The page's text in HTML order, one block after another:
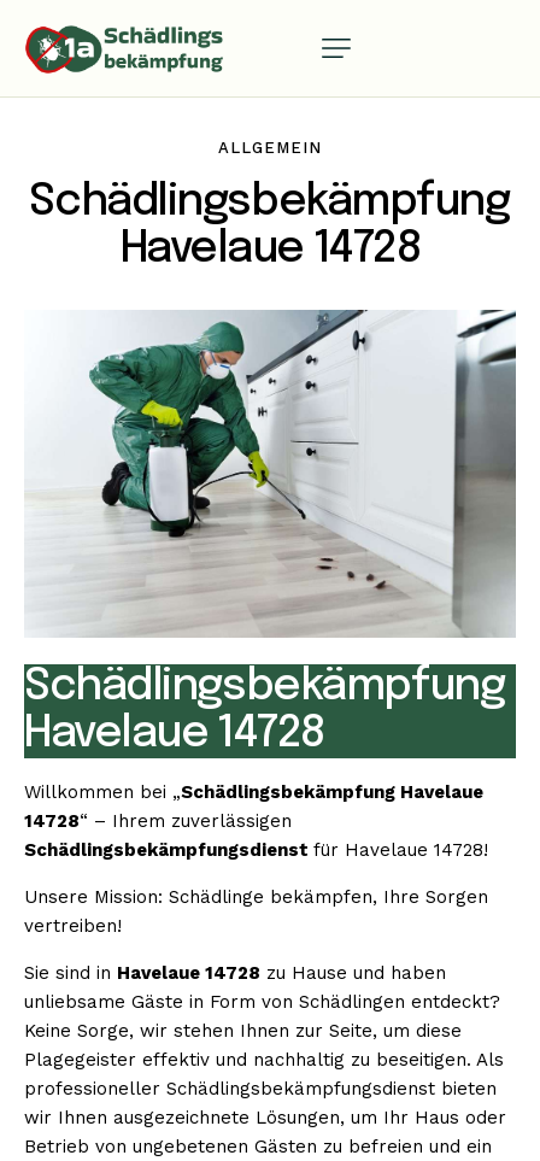
ALLGEMEIN
Schädlingsbekämpfung
Havelaue 14728
Schädlingsbekämpfung
Havelaue 14728
Willkommen bei „Schädlingsbekämpfung Havelaue
14728“ – Ihrem zuverlässigen
Schädlingsbekämpfungsdienst für Havelaue 14728!
Unsere Mission: Schädlinge bekämpfen, Ihre Sorgen
vertreiben!
Sie sind in Havelaue 14728 zu Hause und haben
unliebsame Gäste in Form von Schädlingen entdeckt?
Keine Sorge, wir stehen Ihnen zur Seite, um diese
Plagegeister effektiv und nachhaltig zu beseitigen. Als
professioneller Schädlingsbekämpfungsdienst bieten
wir Ihnen ausgezeichnete Lösungen, um Ihr Haus oder
Betrieb von ungebetenen Gästen zu befreien und ein